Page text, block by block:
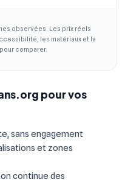
observées. Les prix réels
les matériaux et la
comparer.
pour vos
sans engagement
et zones
continue des